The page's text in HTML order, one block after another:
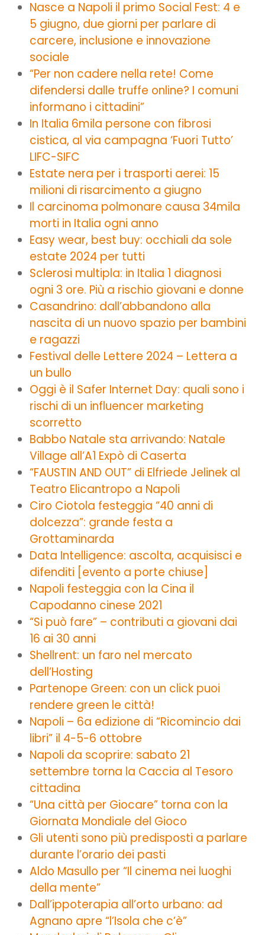
Nasce a Napoli il primo Social Fest: 4 e
5 giugno, due giorni per parlare di
carcere, inclusione e innovazione
sociale
“Per non cadere nella rete! Come
difendersi dalle truffe online? I comuni
informano i cittadini”
In Italia 6mila persone con fibrosi
cistica, al via campagna ‘Fuori Tutto’
LIFC-SIFC
Estate nera per i trasporti aerei: 15
milioni di risarcimento a giugno
Il carcinoma polmonare causa 34mila
morti in Italia ogni anno
Easy wear, best buy: occhiali da sole
estate 2024 per tutti
Sclerosi multipla: in Italia 1 diagnosi
ogni 3 ore. Più a rischio giovani e donne
Casandrino: dall’abbandono alla
nascita di un nuovo spazio per bambini
e ragazzi
Festival delle Lettere 2024 – Lettera a
un bullo
Oggi è il Safer Internet Day: quali sono i
rischi di un influencer marketing
scorretto
Babbo Natale sta arrivando: Natale
Village all’A1 Expò di Caserta
“FAUSTIN AND OUT” di Elfriede Jelinek al
Teatro Elicantropo a Napoli
Ciro Ciotola festeggia “40 anni di
dolcezza”: grande festa a
Grottaminarda
Data Intelligence: ascolta, acquisisci e
difenditi [evento a porte chiuse]
Napoli festeggia con la Cina il
Capodanno cinese 2021
“Si può fare” – contributi a giovani dai
16 ai 30 anni
Shellrent: un faro nel mercato
dell’Hosting
Partenope Green: con un click puoi
rendere green le città!
Napoli – 6a edizione di “Ricomincio dai
libri” il 4-5-6 ottobre
Napoli da scoprire: sabato 21
settembre torna la Caccia al Tesoro
cittadina
“Una città per Giocare” torna con la
Giornata Mondiale del Gioco
Gli utenti sono più predisposti a parlare
durante l’orario dei pasti
Aldo Masullo per “Il cinema nei luoghi
della mente”
Dall’ippoterapia all’orto urbano: ad
Agnano apre “l’Isola che c’è”